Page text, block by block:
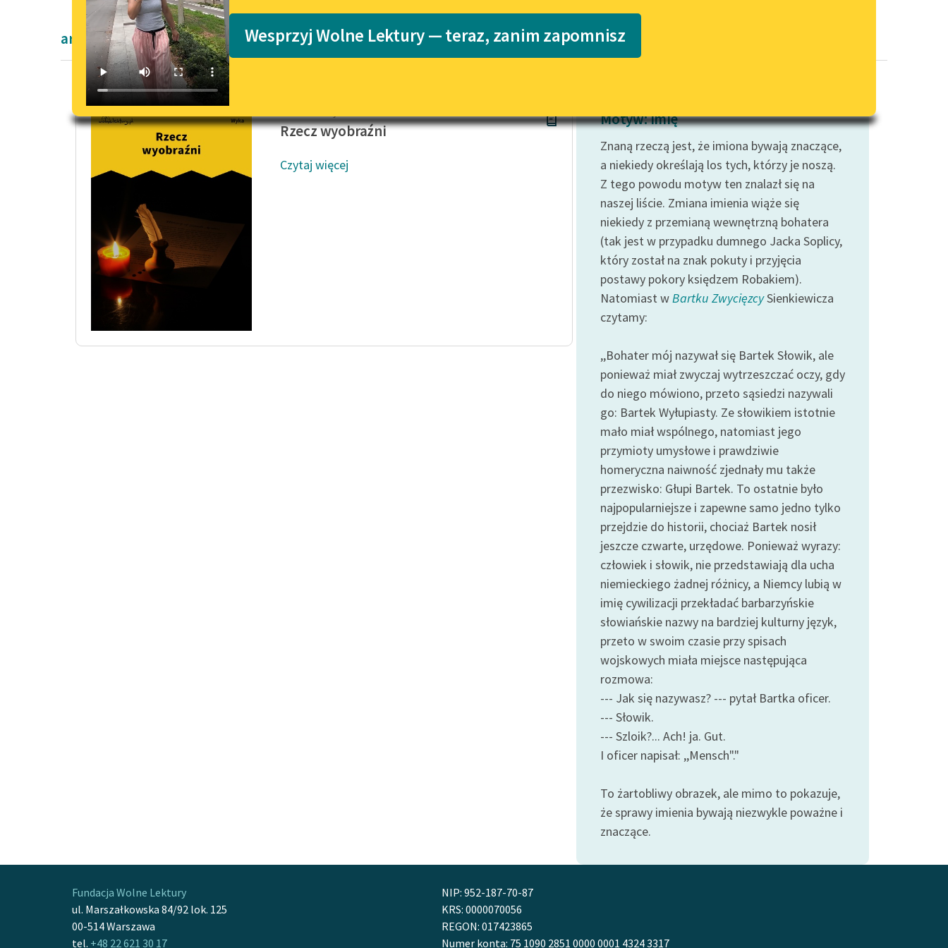
niepełnosprawnościami
Katalog
Katalog w formacie PDF
wrażliwych
Deklaracja dostępności
Wesprzyj Wolne Lektury — teraz, zanim zapomnisz
artykuły naukowe okresu współczesności
Rzecz wyobraźni
Czytaj więcej
Motyw: Imię
Znaną rzeczą jest, że imiona bywają znaczące,
a niekiedy określają los tych, którzy je noszą.
Z tego powodu motyw ten znalazł się na
naszej liście. Zmiana imienia wiąże się
niekiedy z przemianą wewnętrzną bohatera
(tak jest w przypadku dumnego Jacka Soplicy,
który został na znak pokuty i przyjęcia
postawy pokory księdzem Robakiem).
Natomiast wBartku ZwycięzcySienkiewicza
czytamy:
,,Bohater mój nazywał się Bartek Słowik, ale
ponieważ miał zwyczaj wytrzeszczać oczy, gdy
do niego mówiono, przeto sąsiedzi nazywali
go: Bartek Wyłupiasty. Ze słowikiem istotnie
mało miał wspólnego, natomiast jego
przymioty umysłowe i prawdziwie
homeryczna naiwność zjednały mu także
przezwisko: Głupi Bartek. To ostatnie było
najpopularniejsze i zapewne samo jedno tylko
przejdzie do historii, chociaż Bartek nosił
jeszcze czwarte, urzędowe. Ponieważ wyrazy:
człowiek i słowik, nie przedstawiają dla ucha
niemieckiego żadnej różnicy, a Niemcy lubią w
imię cywilizacji przekładać barbarzyńskie
słowiańskie nazwy na bardziej kulturny język,
przeto w swoim czasie przy spisach
wojskowych miała miejsce następująca
rozmowa:
--- Jak się nazywasz? --- pytał Bartka oficer.
--- Słowik.
--- Szloik?... Ach! ja. Gut.
I oficer napisał: ,,Mensch"."
To żartobliwy obrazek, ale mimo to pokazuje,
że sprawy imienia bywają niezwykle poważne i
znaczące.
Fundacja Wolne Lektury
ul. Marszałkowska 84/92 lok. 125
00-514 Warszawa
tel. +48 22 621 30 17
NIP: 952-187-70-87
KRS: 0000070056
REGON: 017423865
Numer konta: 75 1090 2851 0000 0001 4324 3317